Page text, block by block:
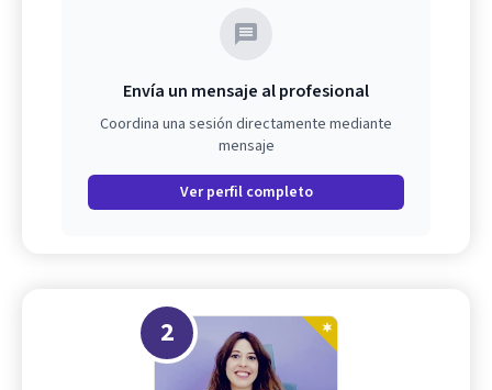
Envía un mensaje al profesional
Coordina una sesión directamente mediante
mensaje
Ver perfil completo
2